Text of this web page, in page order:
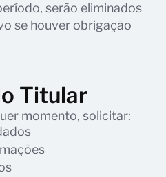
serão eliminados
se houver obrigação
Titular
momento, solicitar: